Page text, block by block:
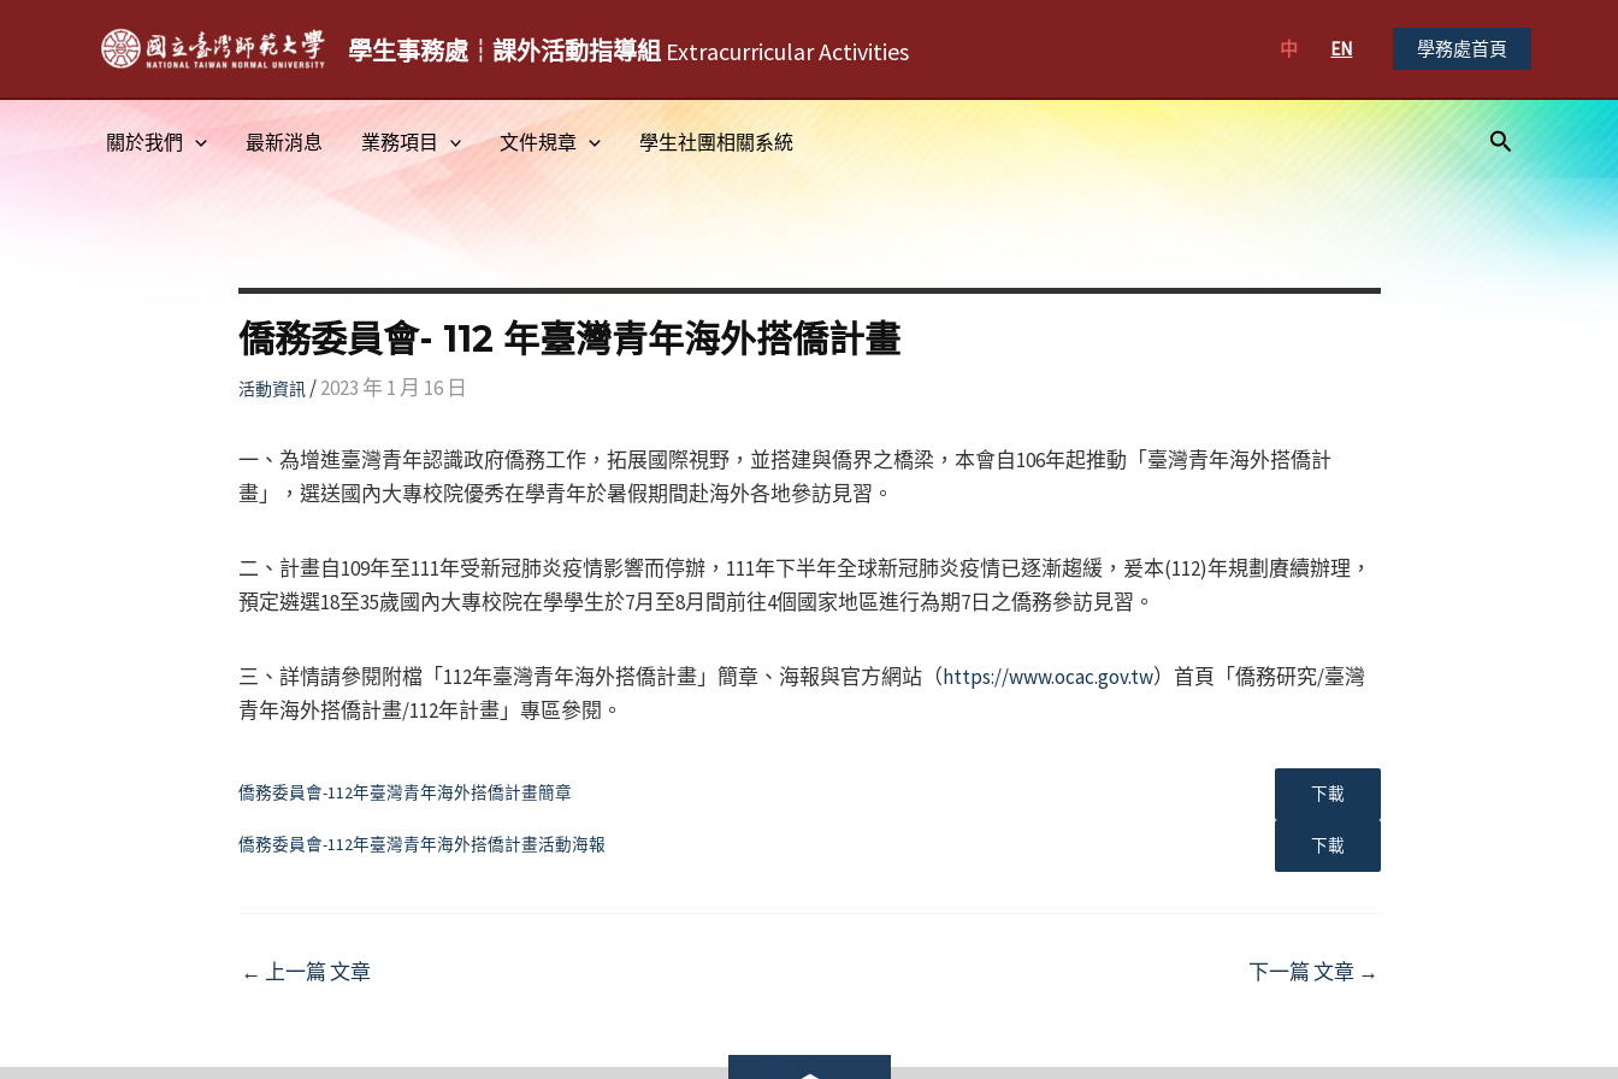
學生事務處┆課外活動指導組 Extracurricular Activities 中 EN 學務處首頁
關於我們 最新消息 業務項目 文件規章 學生社團相關系統
搜
尋
僑務委員會- 112 年臺灣青年海外搭僑計畫
活動資訊/2023 年 1 月 16 日
一、為增進臺灣青年認識政府僑務工作，拓展國際視野，並搭建與僑界之橋梁，本會自106年起推動「臺灣青年海外搭僑計
畫」，選送國內大專校院優秀在學青年於暑假期間赴海外各地參訪見習。
二、計畫自109年至111年受新冠肺炎疫情影響而停辦，111年下半年全球新冠肺炎疫情已逐漸趨緩，爰本(112)年規劃賡續辦理，
預定遴選18至35歲國內大專校院在學學生於7月至8月間前往4個國家地區進行為期7日之僑務參訪見習。
三、詳情請參閱附檔「112年臺灣青年海外搭僑計畫」簡章、海報與官方網站（https://www.ocac.gov.tw）首頁「僑務研究/臺灣
青年海外搭僑計畫/112年計畫」專區參閱。
僑務委員會-112年臺灣青年海外搭僑計畫簡章 下載
僑務委員會-112年臺灣青年海外搭僑計畫活動海報 下載
Post
← 上一篇 文章 下一篇 文章 →